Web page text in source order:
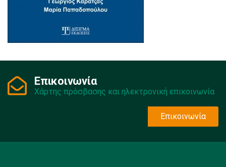
Επικοινωνία
Χάρτης πρόσβασης και ηλεκτρονική επικοινωνία
Επικοινωνία